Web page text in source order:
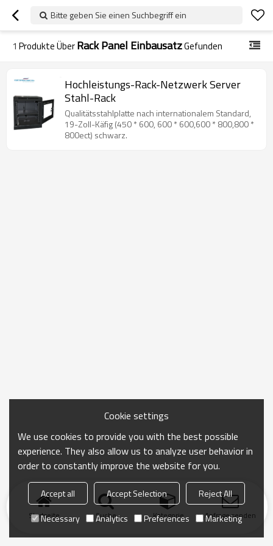
Bitte geben Sie einen Suchbegriff ein
1 Produkte ÜberRack Panel EinbausatzGefunden
Hochleistungs-Rack-Netzwerk Server
Stahl-Rack
Qualitätsstahlplatte nach internationalem Standard,
19-Zoll-Käfig (450 * 600, 600 * 600,600 * 800,800 *
800ect) schwarz.
Startseite Suche Kategorie Anfrage senden
Cookie settings
We use cookies to provide you with the best possible
experience. They also allow us to analyze user behavior in
order to constantly improve the website for you.
Accept all Accept Selection
Reject All
Necessary
Analytics Preferences Marketing